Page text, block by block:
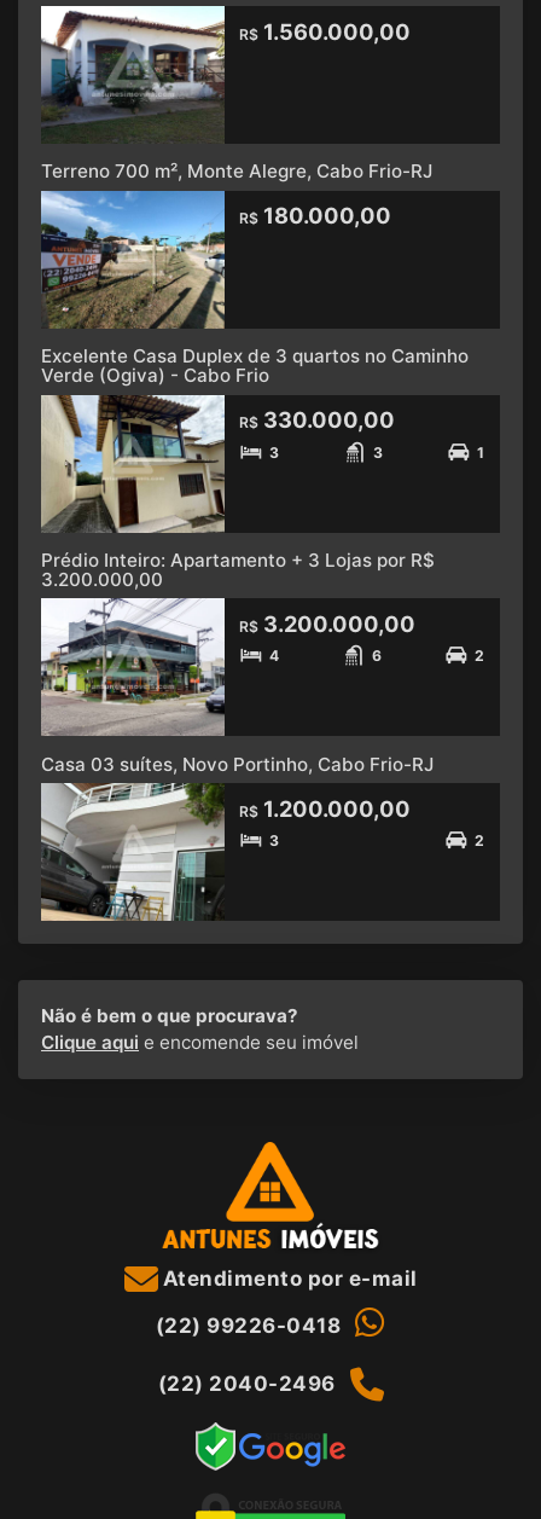
R$ 1.560.000,00
Terreno 700 m², Monte Alegre, Cabo Frio-RJ
R$ 180.000,00
Excelente Casa Duplex de 3 quartos no Caminho
Verde (Ogiva) - Cabo Frio
R$ 330.000,00
3 3 1
Prédio Inteiro: Apartamento + 3 Lojas por R$
3.200.000,00
R$ 3.200.000,00
4 6 2
Casa 03 suítes, Novo Portinho, Cabo Frio-RJ
R$ 1.200.000,00
3 2
Não é bem o que procurava?
Clique aqui e encomende seu imóvel
Atendimento por e-mail
(22) 99226-0418
(22) 2040-2496